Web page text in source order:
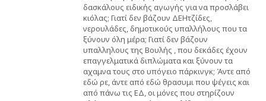
δασκάλους ειδικής αγωγής για να προσλάβει
κιόλας; Γιατί δεν βάζουν ΔΕΗτζίδες,
νερουλάδες, δημοτικούς υπαλλήλους που τα
ξύνουν όλη μέρα; Γιατί δεν βάζουν
υπαλληλους της Βουλής , που δεκάδες έχουν
επαγγελματικά διπλώματα και ξύνουν τα
αχαμνα τους στο υπόγειο πάρκινγκ; Άντε από
εδώ ρε, άντε από εδώ θρασυμι που ψέγεις και
από πάνω τις ΕΔ, οι μόνες που στηρίζουν